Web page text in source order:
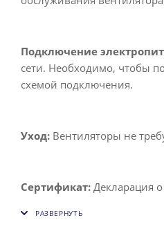
Подключение
сети. Необходимо, чтобы
схемой подключения.
Уход: Вентиляторы не
Сертификат: Декларация